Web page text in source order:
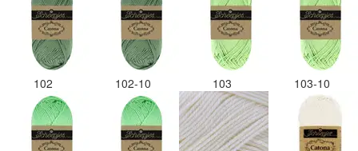
102 102-10 103 103-10